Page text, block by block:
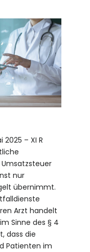
2025 – XI R
nur
übernimmt.
Arzt handelt
Sinne des § 4
dass die
Patienten im